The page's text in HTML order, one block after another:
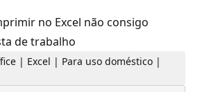
no Excel não consigo
de trabalho
| Excel | Para uso doméstico |